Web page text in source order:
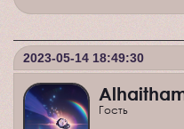
2023-05-14 18:49:30
Гость